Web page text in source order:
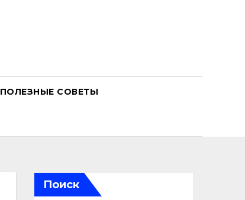
ПОЛЕЗНЫЕ СОВЕТЫ
Поиск